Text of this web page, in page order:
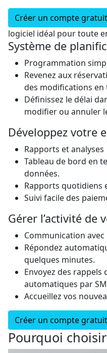
Créer un compte
logiciel idéal pour toute
Système de
Programmation
Revenez aux
des modifications en
Définissez le délai
modifier ou annuler
Développez votre
Rapports et analyses
Tableau de bord en
données.
Rapports quotidiens
Suivi facile des
Gérer l’activité de
Communication avec
Répondez
quelques minutes.
Envoyez des rappels
automatiques par
Accueillez vos
Créer un compte
Pourquoi